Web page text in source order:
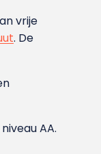
vrije
. De
AA.